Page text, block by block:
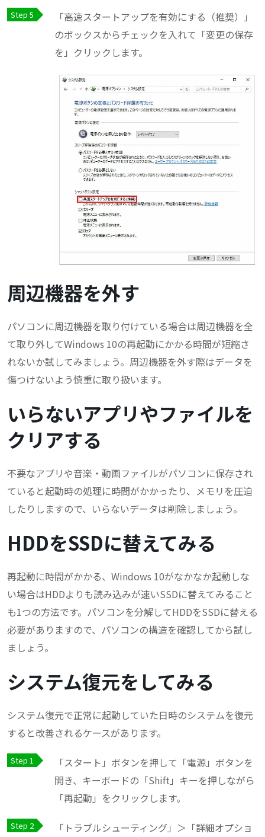
「高速スタートアップを有効にする（推奨）」
のボックスからチェックを入れて「変更の保存
を」クリックします。
周辺機器を外す
パソコンに周辺機器を取り付けている場合は周辺機器を全
て取り外してWindows 10の再起動にかかる時間が短縮さ
れないか試してみましょう。周辺機器を外す際はデータを
傷つけないよう慎重に取り扱います。
いらないアプリやファイルを
クリアする
不要なアプリや音楽・動画ファイルがパソコンに保存され
ていると起動時の処理に時間がかかったり、メモリを圧迫
したりしますので、いらないデータは削除しましょう。
HDDをSSDに替えてみる
再起動に時間がかかる、Windows 10がなかなか起動しな
い場合はHDDよりも読み込みが速いSSDに替えてみること
も1つの方法です。パソコンを分解してHDDをSSDに替える
必要がありますので、パソコンの構造を確認してから試し
ましょう。
システム復元をしてみる
システム復元で正常に起動していた日時のシステムを復元
すると改善されるケースがあります。
「スタート」ボタンを押して「電源」ボタンを
開き、キーボードの「Shift」キーを押しながら
「再起動」をクリックします。
「トラブルシューティング」＞「詳細オプショ